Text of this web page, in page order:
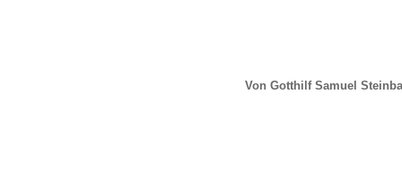
Von Gotthilf Samuel